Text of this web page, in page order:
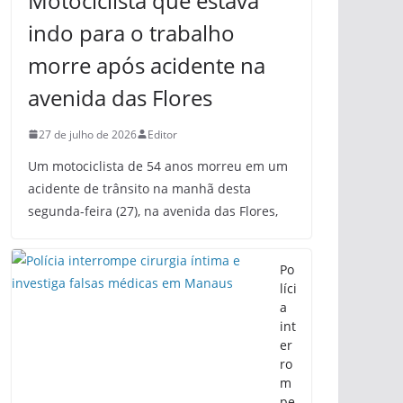
indo para o trabalho
morre após acidente na
avenida das Flores
27 de julho de 2026 Editor
Um motociclista de 54 anos morreu em um
acidente de trânsito na manhã desta
segunda-feira (27), na avenida das Flores,
Po
líci
a
int
er
ro
m